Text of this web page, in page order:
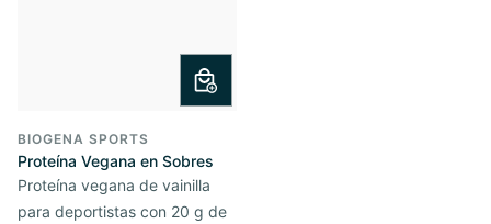
BIOGENA SPORTS
Proteína Vegana en Sobres
Proteína vegana de vainilla
para deportistas con 20 g de